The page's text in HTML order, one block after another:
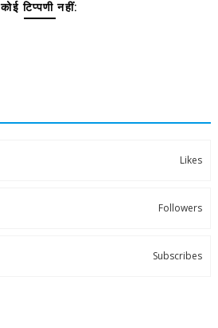
कोई टिप्पणी नहीं:
Likes
Followers
Subscribes